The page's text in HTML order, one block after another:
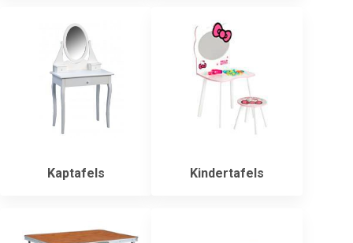
Kaptafels Kindertafels